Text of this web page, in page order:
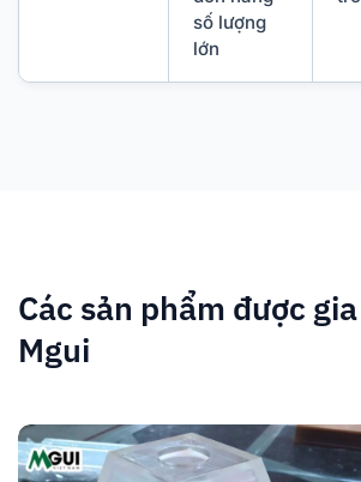
số lượng
lớn
Các sản phẩm được
Mgui